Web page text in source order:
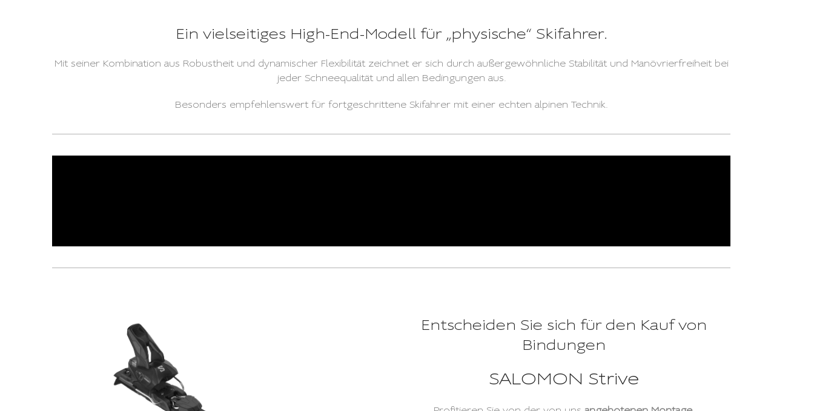
Ein vielseitiges High-End-Modell für „physische“ Skifahrer.
Mit seiner Kombination aus Robustheit und dynamischer Flexibilität zeichnet er sich durch außergewöhnliche Stabilität und Manövrierfreiheit bei
jeder Schneequalität und allen Bedingungen aus.
Besonders empfehlenswert für fortgeschrittene Skifahrer mit einer echten alpinen Technik.
Entscheiden Sie sich für den Kauf von
Bindungen
SALOMON Strive